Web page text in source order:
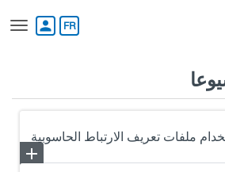
person
ملفات تعريف الارتباط الحاسوبية
add